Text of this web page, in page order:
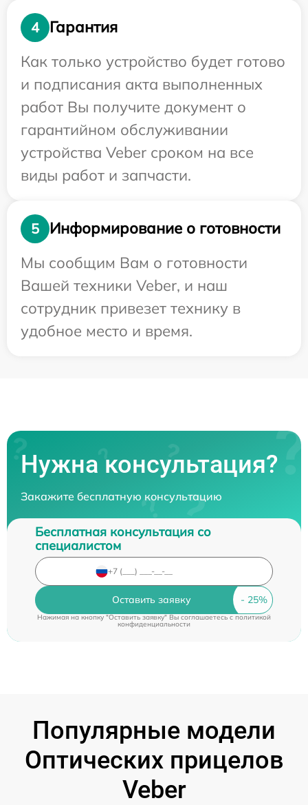
4
Гарантия
Как только устройство будет готово
и подписания акта выполненных
работ Вы получите документ о
гарантийном обслуживании
устройства Veber сроком на все
виды работ и запчасти.
5
Информирование о готовности
Мы сообщим Вам о готовности
Вашей техники Veber, и наш
сотрудник привезет технику в
удобное место и время.
Нужна консультация?
Закажите бесплатную консультацию
Бесплатная консультация со
специалистом
Оставить заявку
Нажимая на кнопку "Оставить заявку" Вы соглашаетесь cполитикой
конфиденциальности
Популярные модели
Оптических прицелов
Veber